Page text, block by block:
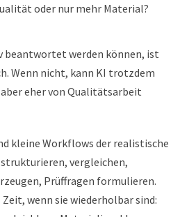
oder nur mehr Material?
beantwortet werden können, ist
Wenn nicht, kann KI trotzdem
eher von Qualitätsarbeit
kleine Workflows der realistische
vergleichen,
Prüffragen formulieren.
wenn sie wiederholbar sind: